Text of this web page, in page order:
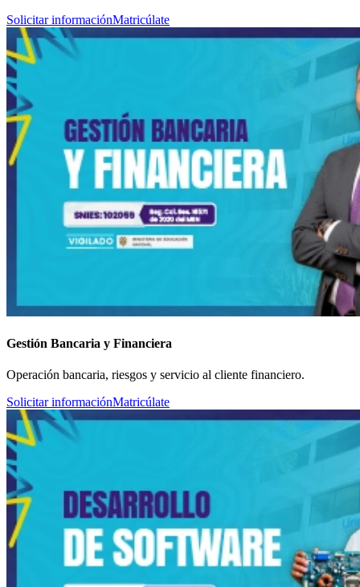
Solicitar informaciónMatricúlate
Gestión Bancaria y Financiera
Operación bancaria, riesgos y servicio al cliente financiero.
Solicitar informaciónMatricúlate